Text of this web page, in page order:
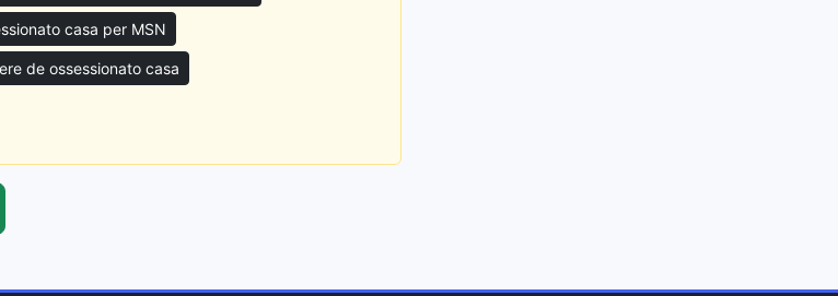
casa per MSN
de ossessionato casa